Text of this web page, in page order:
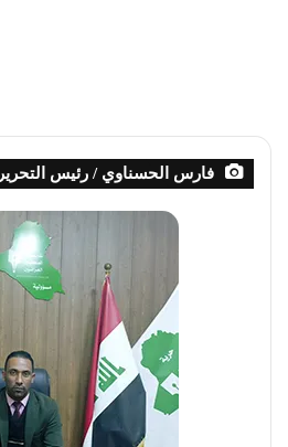
فارس الحسناوي / رئيس التحرير